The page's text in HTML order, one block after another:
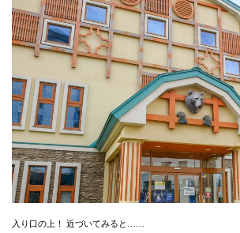
入り口の上！ 近づいてみると……